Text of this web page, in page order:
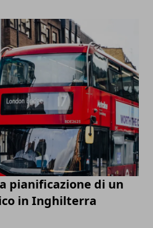
pianificazione di un
in Inghilterra